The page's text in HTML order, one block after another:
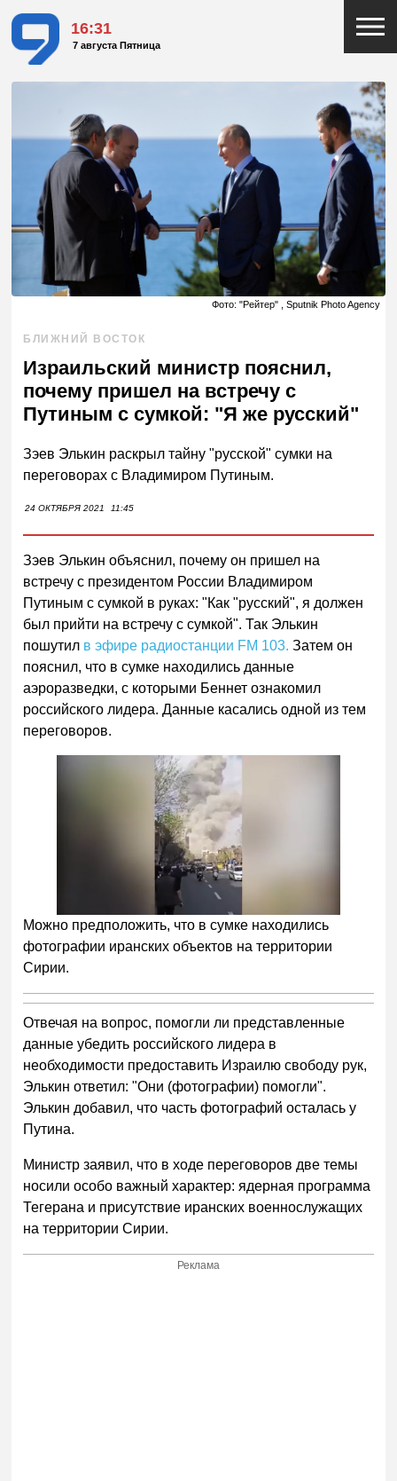
16:31
7 августа Пятница
Фото: "Рейтер" , Sputnik Photo Agency
БЛИЖНИЙ ВОСТОК
Израильский министр пояснил,
почему пришел на встречу с
Путиным с сумкой: "Я же русский"
Зэев Элькин раскрыл тайну "русской" сумки на
переговорах с Владимиром Путиным.
24 ОКТЯБРЯ 2021 11:45
Зэев Элькин объяснил, почему он пришел на
встречу с президентом России Владимиром
Путиным с сумкой в руках: "Как "русский", я должен
был прийти на встречу с сумкой". Так Элькин
пошутил в эфире радиостанции FM 103. Затем он
пояснил, что в сумке находились данные
аэроразведки, с которыми Беннет ознакомил
российского лидера. Данные касались одной из тем
переговоров.
Можно предположить, что в сумке находились
фотографии иранских объектов на территории
Сирии.
Отвечая на вопрос, помогли ли представленные
данные убедить российского лидера в
необходимости предоставить Израилю свободу рук,
Элькин ответил: "Они (фотографии) помогли".
Элькин добавил, что часть фотографий осталась у
Путина.
Министр заявил, что в ходе переговоров две темы
носили особо важный характер: ядерная программа
Тегерана и присутствие иранских военнослужащих
на территории Сирии.
Реклама